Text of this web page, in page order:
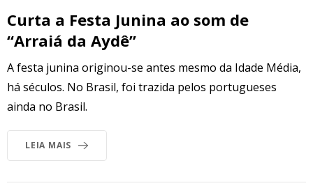
Curta a Festa Junina ao som de
“Arraiá da Aydê”
A festa junina originou-se antes mesmo da Idade Média,
há séculos. No Brasil, foi trazida pelos portugueses
ainda no Brasil.
LEIA MAIS